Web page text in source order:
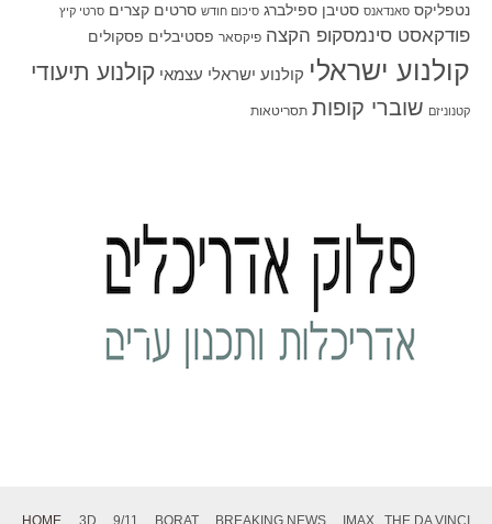
נטפליקס סאנדאנס סטיבן ספילברג סיכום חודש סרטים קצרים סרטי קיץ
פודקאסט סינמסקופ הקצה פיקסאר פסטיבלים פסקולים
קולנוע ישראלי קולנוע ישראלי עצמאי קולנוע תיעודי
קטנוניזם שוברי קופות תסריטאות
HOME 3D 9/11 BORAT BREAKING NEWS IMAX THE DA VINCI